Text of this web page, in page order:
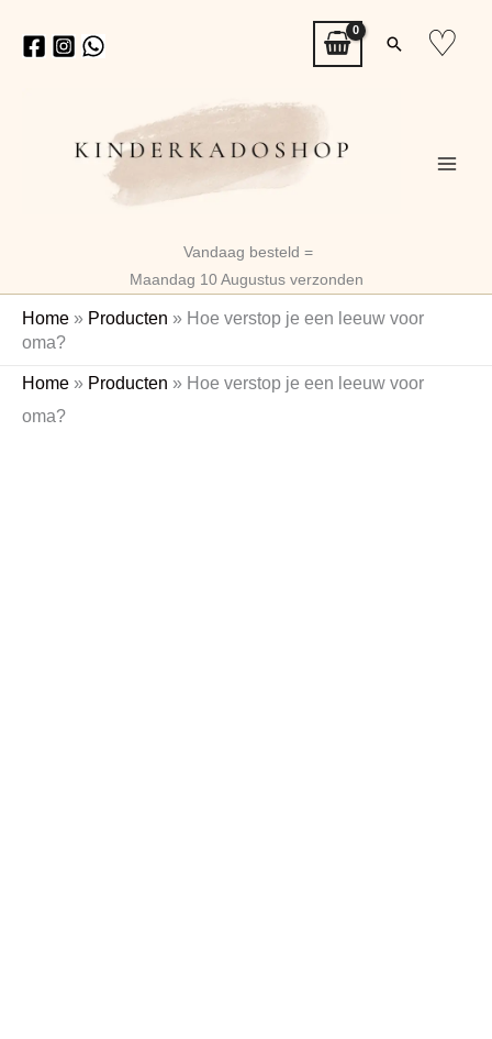
naar
Zoeken
♡
Vandaag besteld =
Maandag 10 Augustus verzonden
Home » Producten » Hoe verstop je een leeuw voor
oma?
Home » Producten » Hoe verstop je een leeuw voor
oma?
Hoe
je